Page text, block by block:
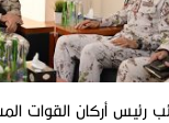
رئيس أركان القوات